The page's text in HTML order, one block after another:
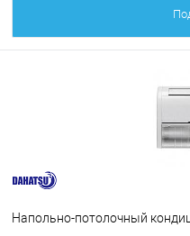
Напольно-потолочный